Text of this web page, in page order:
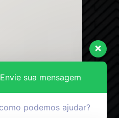
Envie sua mensagem
podemos ajudar?